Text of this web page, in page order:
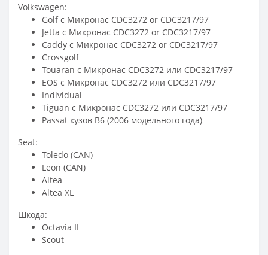
Volkswagen:
Golf с Микронас CDC3272 or CDC3217/97
Jetta с Микронас CDC3272 or CDC3217/97
Caddy с Микронас CDC3272 or CDC3217/97
Crossgolf
Touaran с Микронас CDC3272 или CDC3217/97
EOS с Микронас CDC3272 или CDC3217/97
Individual
Tiguan с Микронас CDC3272 или CDC3217/97
Passat кузов B6 (2006 модельного года)
Seat:
Toledo (CAN)
Leon (CAN)
Altea
Altea XL
Шкода:
Octavia II
Scout